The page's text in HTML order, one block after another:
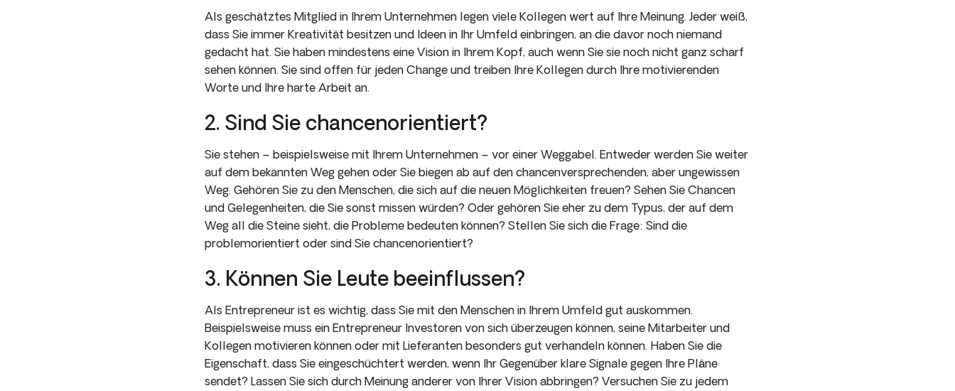
Als geschätztes Mitglied in Ihrem Unternehmen legen viele Kollegen wert auf Ihre Meinung. Jeder weiß,
dass Sie immer Kreativität besitzen und Ideen in Ihr Umfeld einbringen, an die davor noch niemand
gedacht hat. Sie haben mindestens eine Vision in Ihrem Kopf, auch wenn Sie sie noch nicht ganz scharf
sehen können. Sie sind offen für jeden Change und treiben Ihre Kollegen durch Ihre motivierenden
Worte und Ihre harte Arbeit an.
2. Sind Sie chancenorientiert?
Sie stehen – beispielsweise mit Ihrem Unternehmen – vor einer Weggabel. Entweder werden Sie weiter
auf dem bekannten Weg gehen oder Sie biegen ab auf den chancenversprechenden, aber ungewissen
Weg. Gehören Sie zu den Menschen, die sich auf die neuen Möglichkeiten freuen? Sehen Sie Chancen
und Gelegenheiten, die Sie sonst missen würden? Oder gehören Sie eher zu dem Typus, der auf dem
Weg all die Steine sieht, die Probleme bedeuten können? Stellen Sie sich die Frage: Sind die
problemorientiert oder sind Sie chancenorientiert?
3. Können Sie Leute beeinflussen?
Als Entrepreneur ist es wichtig, dass Sie mit den Menschen in Ihrem Umfeld gut auskommen.
Beispielsweise muss ein Entrepreneur Investoren von sich überzeugen können, seine Mitarbeiter und
Kollegen motivieren können oder mit Lieferanten besonders gut verhandeln können. Haben Sie die
Eigenschaft, dass Sie eingeschüchtert werden, wenn Ihr Gegenüber klare Signale gegen Ihre Pläne
sendet? Lassen Sie sich durch Meinung anderer von Ihrer Vision abbringen? Versuchen Sie zu jedem